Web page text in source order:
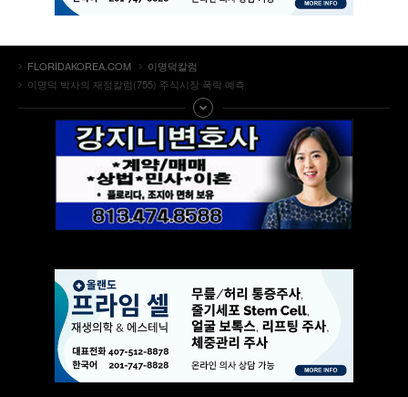
FLORIDAKOREA.COM
이명덕칼럼
이명덕 박사의 재정칼럼(755) 주식시장 폭락 예측